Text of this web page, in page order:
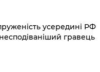
усередині РФ
гравець